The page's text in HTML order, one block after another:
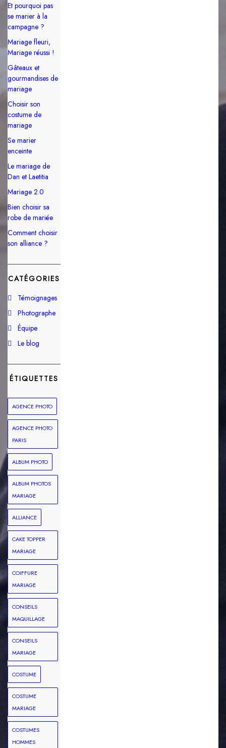
Et pourquoi pas
se marier à la
campagne ?
Mariage fleuri,
Mariage réussi !
Gâteaux et
gourmandises de
mariage
Choisir son
costume de
mariage
Se marier
enceinte
Le mariage de
Dan et Laetitia
Mariage 2.0
Bien choisir sa
robe de mariée
Comment choisir
son alliance ?
CATÉGORIES
Témoignages
Photographe
Équipe
Le blog
ÉTIQUETTES
AGENCE PHOTO
AGENCE PHOTO
PARIS
ALBUM PHOTO
ALBUM PHOTOS
MARIAGE
ALLIANCE
CAKE TOPPER
MARIAGE
COIFFURE
MARIAGE
CONSEILS
MAQUILLAGE
CONSEILS
MARIAGE
COSTUME
COSTUME
MARIAGE
COSTUMES
HOMMES